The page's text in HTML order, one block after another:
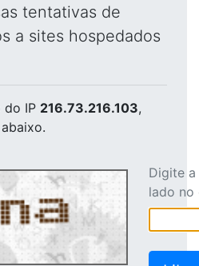
tentativas de
a sites hospedados
do IP 216.73.216.103,
Digite
lado no